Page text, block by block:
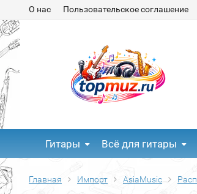
О нас Пользовательское соглашение
Гитары Всё для гитары
Главная Импорт AsiaMusic